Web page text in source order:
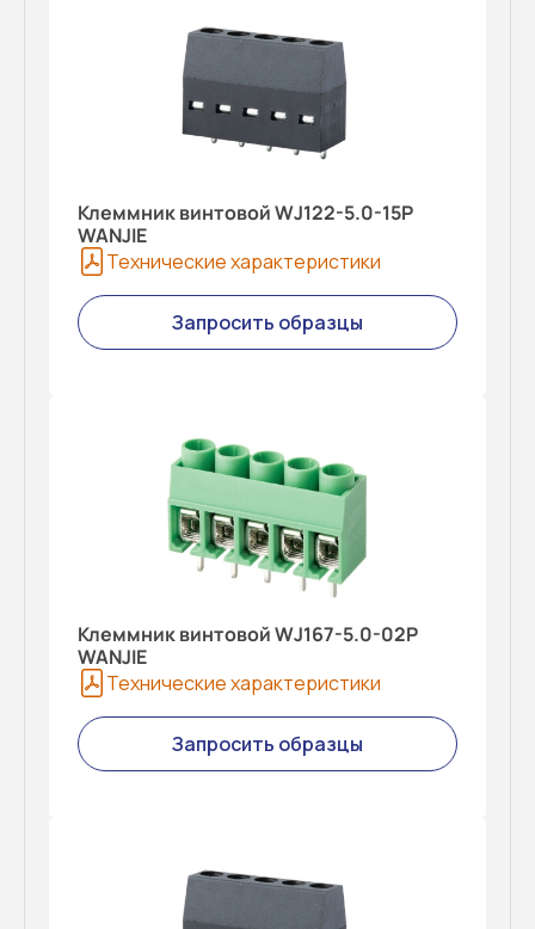
Клеммник винтовой WJ122-5.0-15P
WANJIE
Технические характеристики
Запросить образцы
Клеммник винтовой WJ167-5.0-02P
WANJIE
Технические характеристики
Запросить образцы